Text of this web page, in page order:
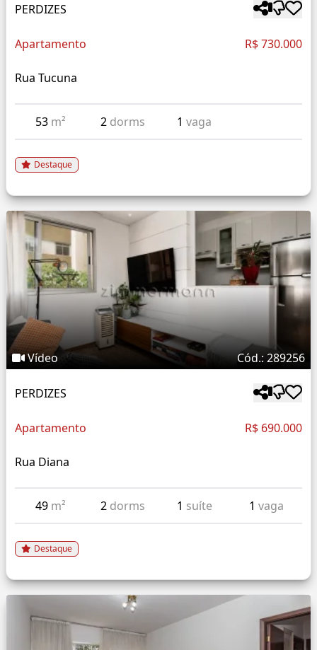
PERDIZES
Apartamento R$ 730.000
Rua Tucuna
53 m² 2 dorms 1vaga
Destaque
Vídeo Cód.: 289256
PERDIZES
Apartamento R$ 690.000
Rua Diana
49 m² 2 dorms 1 suíte 1 vaga
Destaque